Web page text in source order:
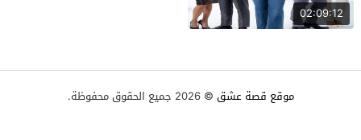
02:09:12
موقع قصة عشق © 2026 جميع الحقوق محفوظة.